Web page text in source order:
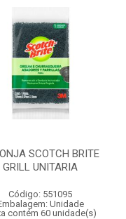
SCOTCH BRITE
GRILL UNITARIA
Código: 551095
Unidade
contém 60 unidade(s)